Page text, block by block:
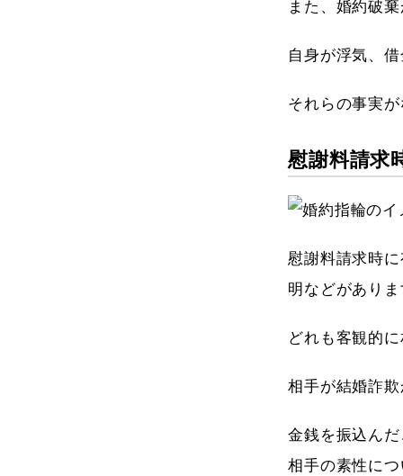
また、婚約破
自身が浮気、
それらの事実
慰謝料請求
慰謝料請求時
明などがあり
どれも客観的
相手が結婚詐
金銭を振込ん
相手の素性に